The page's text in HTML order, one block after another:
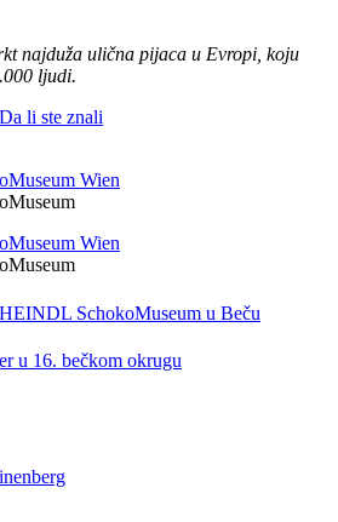
najduža ulična pijaca u Evropi, koju
ljudi.
Da li ste znali
SchokoMuseum u Beču